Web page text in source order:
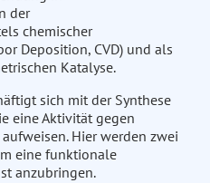
der
chemischer
Deposition, CVD) und als
Katalyse.
sich mit der Synthese
eine Aktivität gegen
Hier werden zwei
eine funktionale
anzubringen.